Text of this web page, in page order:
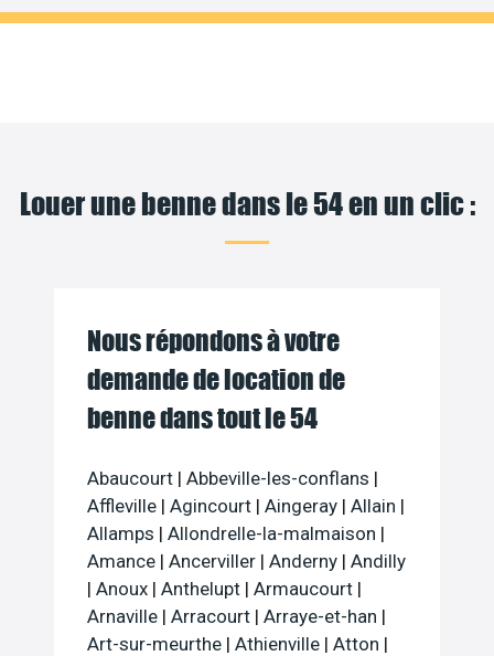
Louer une benne dans le 54 en un clic :
Nous répondons à votre
demande de location de
benne dans tout le 54
Abaucourt | Abbeville-les-conflans |
Affleville | Agincourt | Aingeray | Allain |
Allamps | Allondrelle-la-malmaison |
Amance | Ancerviller | Anderny | Andilly
| Anoux | Anthelupt | Armaucourt |
Arnaville | Arracourt | Arraye-et-han |
Art-sur-meurthe | Athienville | Atton |